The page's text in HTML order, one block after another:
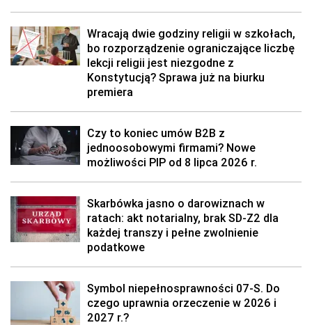
Wracają dwie godziny religii w szkołach,
bo rozporządzenie ograniczające liczbę
lekcji religii jest niezgodne z
Konstytucją? Sprawa już na biurku
premiera
Czy to koniec umów B2B z
jednoosobowymi firmami? Nowe
możliwości PIP od 8 lipca 2026 r.
Skarbówka jasno o darowiznach w
ratach: akt notarialny, brak SD-Z2 dla
każdej transzy i pełne zwolnienie
podatkowe
Symbol niepełnosprawności 07-S. Do
czego uprawnia orzeczenie w 2026 i
2027 r.?